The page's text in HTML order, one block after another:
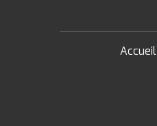
Accueil